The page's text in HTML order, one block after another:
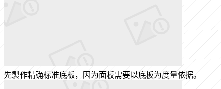
先製作精确标准底板，因为面板需要以底板为度量依据。